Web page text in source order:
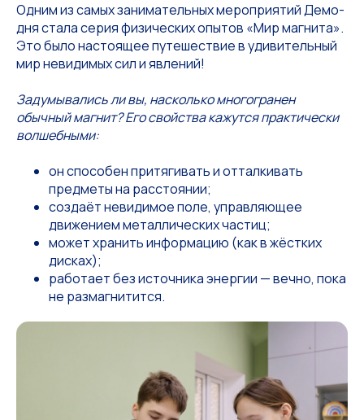
Одним из самых занимательных мероприятий Демо-
дня стала серия физических опытов «Мир магнита».
Это было настоящее путешествие в удивительный
мир невидимых сил и явлений!
Задумывались ли вы, насколько многогранен
обычный магнит? Его свойства кажутся практически
волшебными:
он способен притягивать и отталкивать
предметы на расстоянии;
создаёт невидимое поле, управляющее
движением металлических частиц;
может хранить информацию (как в жёстких
дисках);
работает без источника энергии — вечно, пока
не размагнитится.